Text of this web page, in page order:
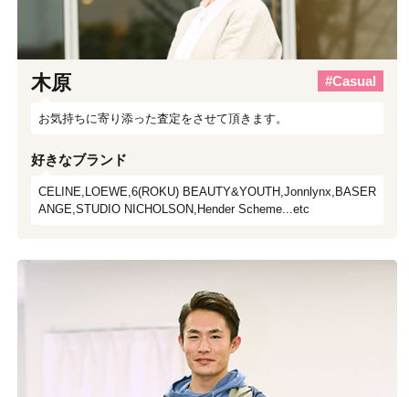
木原 #Casual
お気持ちに寄り添った査定をさせて頂きます。
好きなブランド
CELINE,LOEWE,6(ROKU) BEAUTY&YOUTH,Jonnlynx,BASER
ANGE,STUDIO NICHOLSON,Hender Scheme...etc